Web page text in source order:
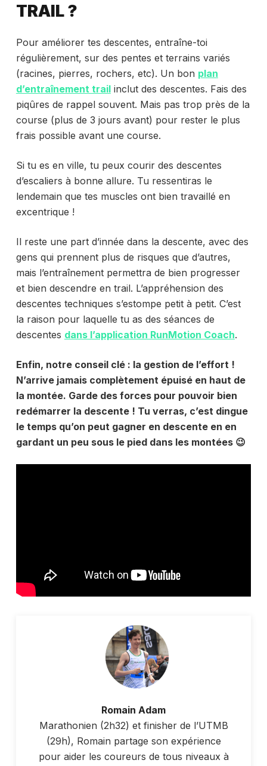
TRAIL ?
Pour améliorer tes descentes, entraîne-toi
régulièrement, sur des pentes et terrains variés
(racines, pierres, rochers, etc). Un bon plan
d’entraînement trailinclut des descentes. Fais des
piqûres de rappel souvent. Mais pas trop près de la
course (plus de 3 jours avant) pour rester le plus
frais possible avant une course.
Si tu es en ville, tu peux courir des descentes
d’escaliers à bonne allure. Tu ressentiras le
lendemain que tes muscles ont bien travaillé en
excentrique !
Il reste une part d’innée dans la descente, avec des
gens qui prennent plus de risques que d’autres,
mais l’entraînement permettra de bien progresser
et bien descendre en trail. L’appréhension des
descentes techniques s’estompe petit à petit. C’est
la raison pour laquelle tu as des séances de
descentes dans l’application RunMotion Coach.
Enfin, notre conseil clé : la gestion de l’effort !
N’arrive jamais complètement épuisé en haut de
la montée. Garde des forces pour pouvoir bien
redémarrer la descente ! Tu verras, c’est dingue
le temps qu’on peut gagner en descente en en
gardant un peu sous le pied dans les montées 😉
Romain Adam
Marathonien (2h32) et finisher de l’UTMB
(29h), Romain partage son expérience
pour aider les coureurs de tous niveaux à